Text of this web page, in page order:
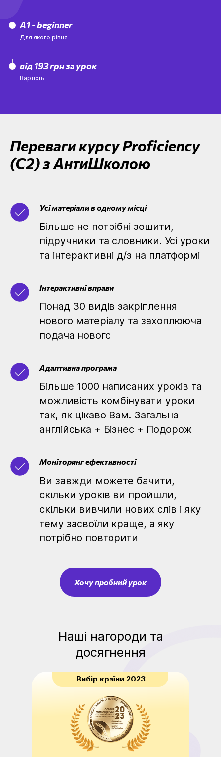
А1 - beginner
Для якого рівня
від 193 грн за урок
Вартість
Переваги курсу Proficiency
(C2) з АнтиШколою
Усі матеріали в одному місці
Більше не потрібні зошити,
підручники та словники. Усі уроки
та інтерактивні д/з на платформі
Інтерактивні вправи
Понад 30 видів закріплення
нового матеріалу та захоплююча
подача нового
Адаптивна програма
Більше 1000 написаних уроків та
можливість комбінувати уроки
так, як цікаво Вам. Загальна
англійська + Бізнес + Подорож
Моніторинг ефективності
Ви завжди можете бачити,
скільки уроків ви пройшли,
скільки вивчили нових слів і яку
тему засвоїли краще, а яку
потрібно повторити
Хочу пробний урок
Наші нагороди та
досягнення
Вибір країни 2023